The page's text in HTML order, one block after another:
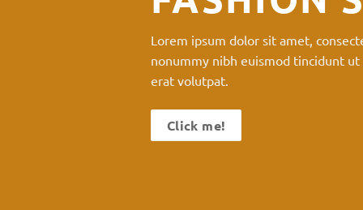
Lorem ipsum dolor sit amet,
nonummy nibh euismod tincidunt
erat volutpat.
Click me!